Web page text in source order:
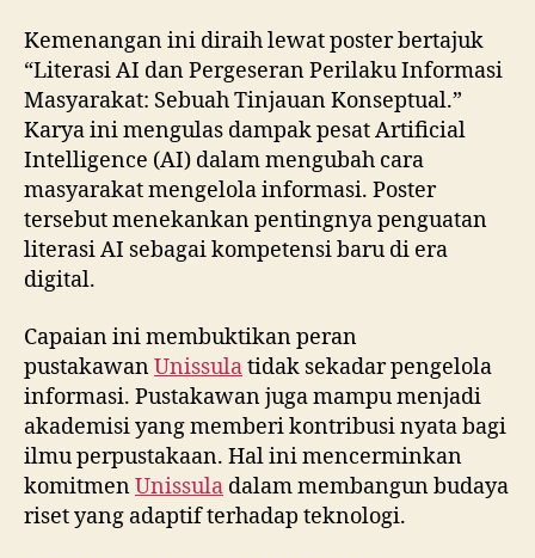
Kemenangan ini diraih lewat poster bertajuk
“Literasi AI dan Pergeseran Perilaku Informasi
Masyarakat: Sebuah Tinjauan Konseptual.”
Karya ini mengulas dampak pesat Artificial
Intelligence (AI) dalam mengubah cara
masyarakat mengelola informasi. Poster
tersebut menekankan pentingnya penguatan
literasi AI sebagai kompetensi baru di era
digital.
Capaian ini membuktikan peran
pustakawanUnissulatidak sekadar pengelola
informasi. Pustakawan juga mampu menjadi
akademisi yang memberi kontribusi nyata bagi
ilmu perpustakaan. Hal ini mencerminkan
komitmenUnissula dalam membangun budaya
riset yang adaptif terhadap teknologi.